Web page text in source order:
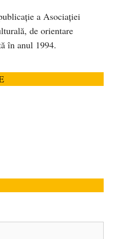
a Asociaţiei
de orientare
în anul 1994.